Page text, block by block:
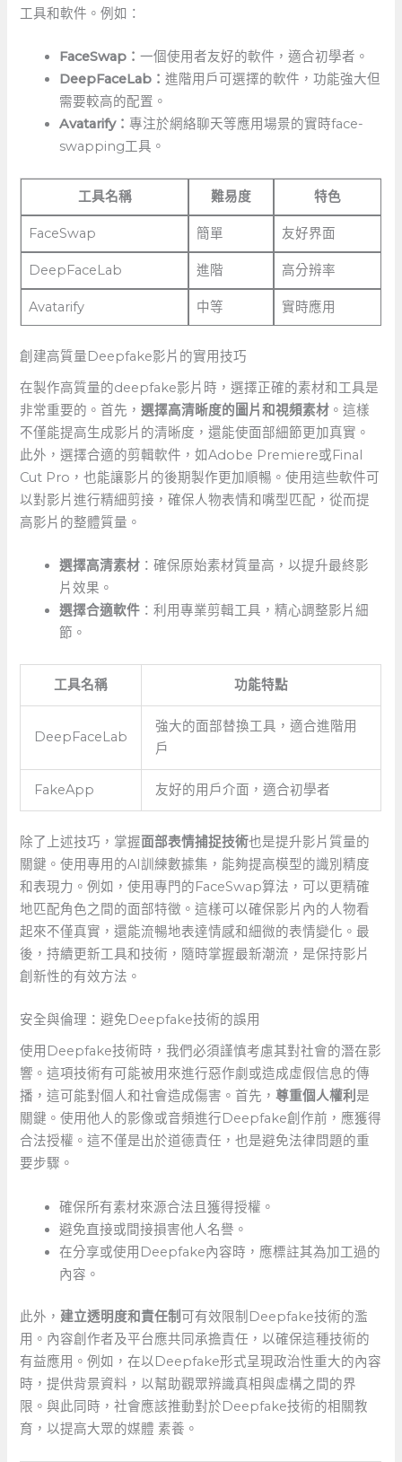
工具和軟件。例如：
FaceSwap：一個使用者友好的軟件，適合初學者。
DeepFaceLab：進階用戶可選擇的軟件，功能強大但
需要較高的配置。
Avatarify：專注於網絡聊天等應用場景的實時face-
swapping工具。
工具名稱 難易度 特色
FaceSwap 簡單 友好界面
DeepFaceLab 進階 高分辨率
Avatarify 中等 實時應用
創建高質量Deepfake影片的實用技巧
在製作高質量的deepfake影片時，選擇正確的素材和工具是
非常重要的。首先，選擇高清晰度的圖片和視頻素材 。這樣
不僅能提高生成影片的清晰度，還能使面部細節更加真實。
此外，選擇合適的剪輯軟件，如Adobe‍ Premiere或Final​
Cut Pro，也能讓影片的後期製作更加順暢。使用這些軟件可
以對影片進行精細剪接，確保人物表情和嘴型匹配，從而提
高影片的整體質量。
選擇高清素材 ：確保原始素材質量高，以提升最終影
片效果。
選擇合適軟件 ：利用專業剪輯工具，精心調整影片細
節。
工具名稱 功能特點
DeepFaceLab
強大的面部替換工具，適合進階用
戶
FakeApp 友好的用戶介面，適合初學者
除了上述技巧，掌握面部表情捕捉技術也是提升影片質量的
關鍵。使用專用的AI訓練數據集，能夠提高模型的識別精度
和表現力。例如，使用專門的FaceSwap算法，可以更精確
地匹配角色之間的面部特徵。這樣可以確保影片內的人物看
起來不僅真實，還能流暢地表達情感和細微的表情變化。最
後，持續更新工具和技術，隨時掌握最新潮流，是保持影片
創新性的有效方法。
安全與倫理：避免Deepfake技術的誤用
使用Deepfake技術時，我們必須謹慎考慮其對社會的潛在影
響。這項技術有可能被用來進行惡作劇或造成虛假信息的傳
播，這可能對個人和社會造成傷害。首先，尊重個人權利 是
關鍵。使用他人的影像或音頻進行Deepfake創作前，應獲得
合法授權。這不僅是出於道德責任，也是避免法律問題的重
要步驟。
確保所有素材來源合法且獲得授權。
避免直接或間接損害他人名譽。
在分享或使用Deepfake內容時，應標註其為加工過的
內容。
此外， 建立透明度和責任制 可有效限制Deepfake技術的濫
用。內容創作者及平台應共同承擔責任，以確保這種技術的
有益應用。例如，在以Deepfake形式呈現政治性重大的內容
時，提供背景資料，以幫助觀眾辨識真相與虛構之間的界
限。與此同時，社會應該推動對於Deepfake技術的相關教
育，以提高大眾的媒體 ⁢素養。